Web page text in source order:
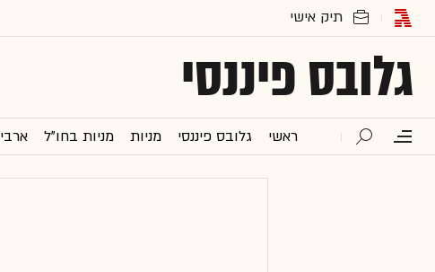
גלובס פיננסי
ראשי גלובס פיננסי מניות מניות בחו"ל